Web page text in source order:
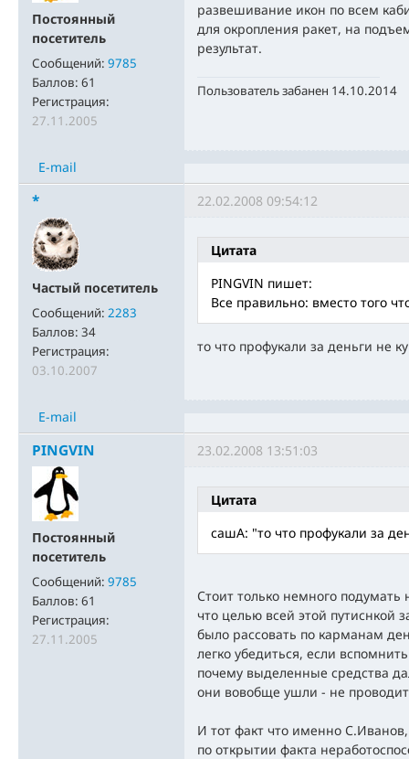
Постоянный
посетитель
Сообщений: 9785
Баллов: 61
Регистрация:
27.11.2005
развешивание икон по всем
для окропления ракет, на
результат.
Пользователь забанен 14.10.2014
E-mail
*
Частый посетитель
Сообщений: 2283
Баллов: 34
Регистрация:
03.10.2007
22.02.2008 09:54:12
Цитата
PINGVIN пишет:
Все правильно: вместо того
то что профукали за деньги не
E-mail
PINGVIN
Постоянный
посетитель
Сообщений: 9785
Баллов: 61
Регистрация:
27.11.2005
23.02.2008 13:51:03
Цитата
сашА: "то что профукали за
Стоит только немного подумать
что целью всей этой путиснкой
было рассовать по карманам
легко убедиться, если
почему выделенные средства
они вовобще ушли - не
И тот факт что именно
по открытии факта